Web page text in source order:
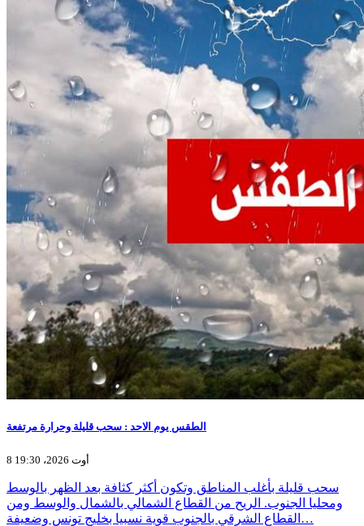
الطقس يوم الاحد : سحب قليلة وحرارة مرتفعة
8 أوت 2026، 19:30
سحب قليلة بأغلب المناطق وتكون أكثر كثافة بعد الظهر بالوسط
ومحليا الجنوب. الريح من القطاع الشمالي بالشمال والوسط ومن
القطاع الشرقي بالجنوب قوية نسبيا بخليج تونس وضعيفة…